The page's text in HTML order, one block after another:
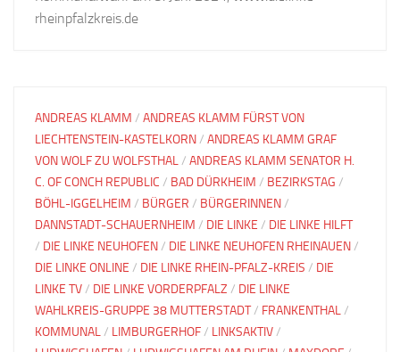
rheinpfalzkreis.de
ANDREAS KLAMM / ANDREAS KLAMM FÜRST VON
LIECHTENSTEIN-KASTELKORN/ ANDREAS KLAMM GRAF
VON WOLF ZU WOLFSTHAL/ ANDREAS KLAMM SENATOR H.
C. OF CONCH REPUBLIC / BAD DÜRKHEIM / BEZIRKSTAG /
BÖHL-IGGELHEIM / BÜRGER / BÜRGERINNEN/
DANNSTADT-SCHAUERNHEIM / DIE LINKE / DIE LINKE HILFT
/ DIE LINKE NEUHOFEN/ DIE LINKE NEUHOFEN RHEINAUEN/
DIE LINKE ONLINE / DIE LINKE RHEIN-PFALZ-KREIS / DIE
LINKE TV/ DIE LINKE VORDERPFALZ / DIE LINKE
WAHLKREIS-GRUPPE 38 MUTTERSTADT/ FRANKENTHAL/
KOMMUNAL/ LIMBURGERHOF/ LINKSAKTIV/